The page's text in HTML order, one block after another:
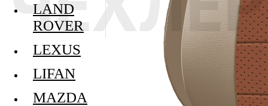
LAND
ROVER
LEXUS
LIFAN
MAZDA